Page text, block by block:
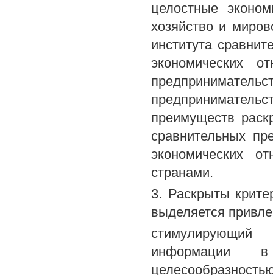
целостные
хозяйство и
института
экономических
преимуществ
сравнительных
экономических
странами.
3. Раскрыты
выделяется
стимулирующий
информации в